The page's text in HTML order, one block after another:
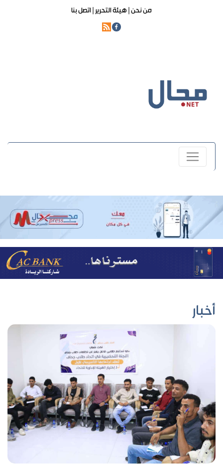
من نحن | هيئة التحرير | اتصل بنا
أخبار